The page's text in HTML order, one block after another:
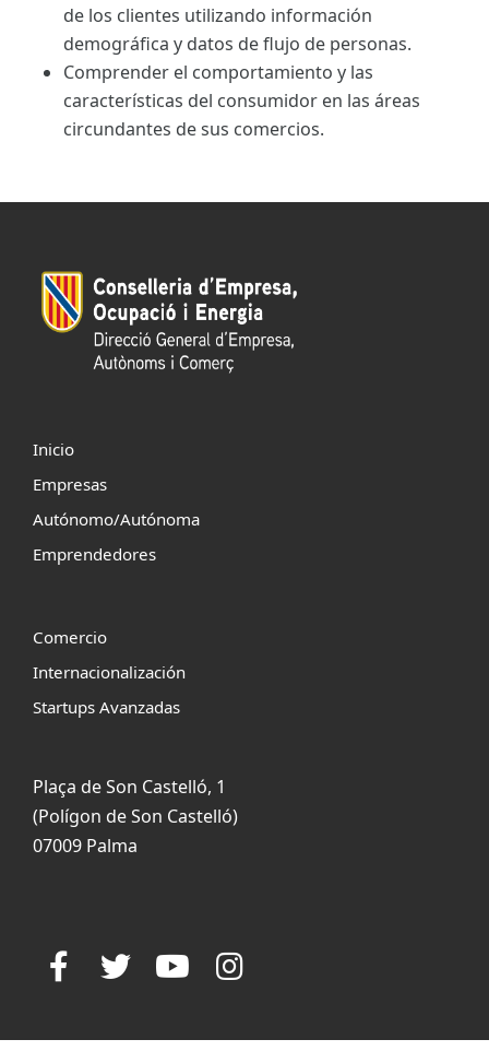
de los clientes utilizando información
demográfica y datos de flujo de personas.
Comprender el comportamiento y las
características del consumidor en las áreas
circundantes de sus comercios.
Inicio
Empresas
Autónomo/Autónoma
Emprendedores
Comercio
Internacionalización
Startups Avanzadas
Plaça de Son Castelló, 1
(Polígon de Son Castelló)
07009 Palma